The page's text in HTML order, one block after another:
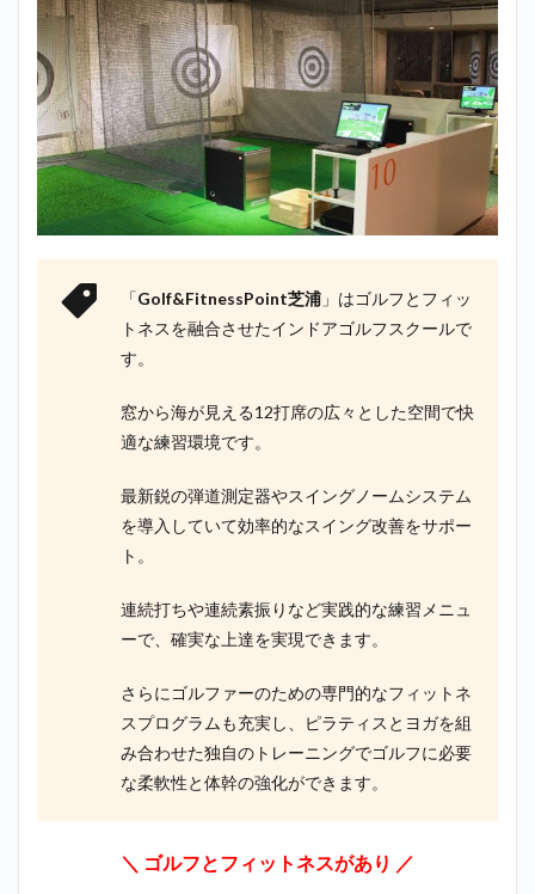
「Golf&FitnessPoint芝浦 」はゴルフとフィッ
トネスを融合させたインドアゴルフスクールで
す。
窓から海が見える12打席の広々とした空間で快
適な練習環境です。
最新鋭の弾道測定器やスイングノームシステム
を導入していて効率的なスイング改善をサポー
ト。
連続打ちや連続素振りなど実践的な練習メニュ
ーで、確実な上達を実現できます。
さらにゴルファーのための専門的なフィットネ
スプログラムも充実し、ピラティスとヨガを組
み合わせた独自のトレーニングでゴルフに必要
な柔軟性と体幹の強化ができます。
＼ ゴルフとフィットネスがあり ／